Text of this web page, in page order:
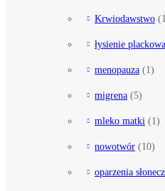
Krwiodawstwo
łysienie
menopauza (1)
migrena (5)
mleko matki (1)
nowotwór (10)
oparzenia